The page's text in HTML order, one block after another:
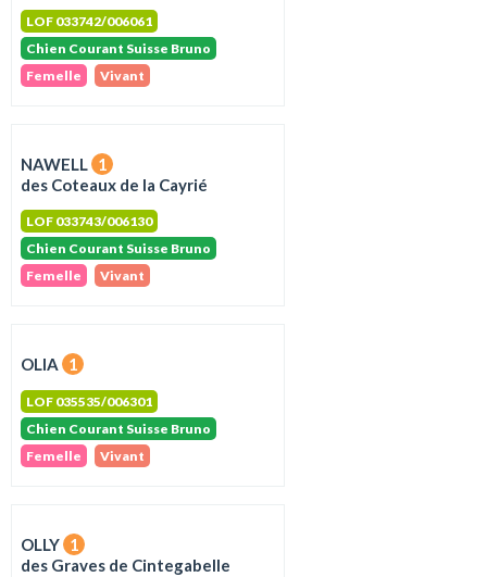
LOF 033742/006061
Chien Courant Suisse Bruno
Femelle
Vivant
NAWELL 1
des Coteaux de la Cayrié
LOF 033743/006130
Chien Courant Suisse Bruno
Femelle
Vivant
OLIA 1
LOF 035535/006301
Chien Courant Suisse Bruno
Femelle
Vivant
OLLY 1
des Graves de Cintegabelle